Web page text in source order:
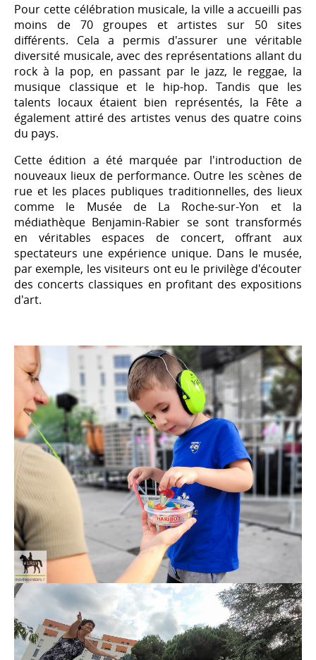
Pour cette célébration musicale, la ville a accueilli pas
moins de 70 groupes et artistes sur 50 sites
différents. Cela a permis d'assurer une véritable
diversité musicale, avec des représentations allant du
rock à la pop, en passant par le jazz, le reggae, la
musique classique et le hip-hop. Tandis que les
talents locaux étaient bien représentés, la Fête a
également attiré des artistes venus des quatre coins
du pays.
Cette édition a été marquée par l'introduction de
nouveaux lieux de performance. Outre les scènes de
rue et les places publiques traditionnelles, des lieux
comme le Musée de La Roche-sur-Yon et la
médiathèque Benjamin-Rabier se sont transformés
en véritables espaces de concert, offrant aux
spectateurs une expérience unique. Dans le musée,
par exemple, les visiteurs ont eu le privilège d'écouter
des concerts classiques en profitant des expositions
d'art.